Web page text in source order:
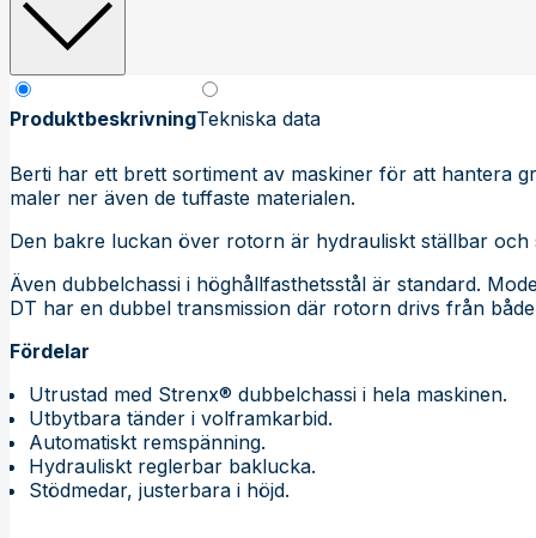
ProduktbeskrivningTekniska data
Berti har ett brett sortiment av maskiner för att hantera
maler ner även de tuffaste materialen.
Den bakre luckan över rotorn är hydrauliskt ställbar
Även dubbelchassi i höghållfasthetsstål är standard.
DT har en dubbel transmission där rotorn drivs från
Fördelar
Utrustad med Strenx® dubbelchassi i hela maskinen.
Utbytbara tänder i volframkarbid.
Automatiskt remspänning.
Hydrauliskt reglerbar baklucka.
Stödmedar, justerbara i höjd.